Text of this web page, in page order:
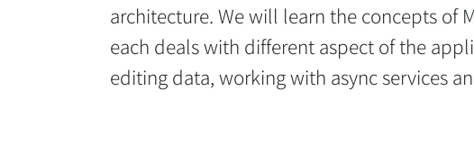
architecture. We will learn the concepts of
each deals with different aspect of the
editing data, working with async services